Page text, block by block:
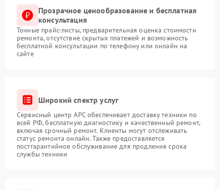
Прозрачное ценообразование и бесплатная
консультация
Точные прайс-листы, предварительная оценка стоимости
ремонта, отсутствие скрытых платежей и возможность
бесплатной консультации по телефону или онлайн на
сайте
Широкий спектр услуг
Сервисный центр APC обеспечивает доставку техники по
всей РФ, бесплатную диагностику и качественный ремонт,
включая срочный ремонт. Клиенты могут отслеживать
статус ремонта онлайн. Также предоставляется
постгарантийное обслуживание для продления срока
службы техники